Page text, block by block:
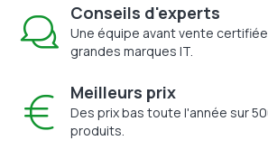
Conseils d'experts
Une équipe avant vente
grandes marques IT.
Meilleurs prix
Des prix bas toute l'année sur
produits.